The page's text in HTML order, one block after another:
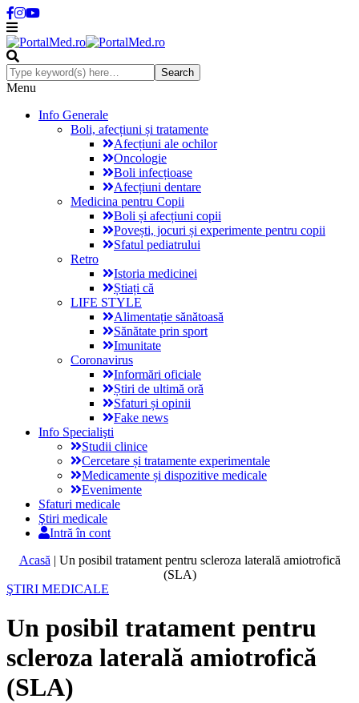
Menu
Info Generale
Boli, afecțiuni și tratamente
Afecțiuni ale ochilor
Oncologie
Boli infecțioase
Afecțiuni dentare
Medicina pentru Copii
Boli și afecțiuni copii
Povești, jocuri și experimente pentru copii
Sfatul pediatrului
Retro
Istoria medicinei
Știați că
LIFE STYLE
Alimentație sănătoasă
Sănătate prin sport
Imunitate
Coronavirus
Informări oficiale
Știri de ultimă oră
Sfaturi și opinii
Fake news
Info Specialişti
Studii clinice
Cercetare și tratamente experimentale
Medicamente și dispozitive medicale
Evenimente
Sfaturi medicale
Ştiri medicale
Intră în cont
Acasă | Un posibil tratament pentru scleroza laterală amiotrofică
(SLA)
ŞTIRI MEDICALE
Un posibil tratament pentru
scleroza laterală amiotrofică
(SLA)